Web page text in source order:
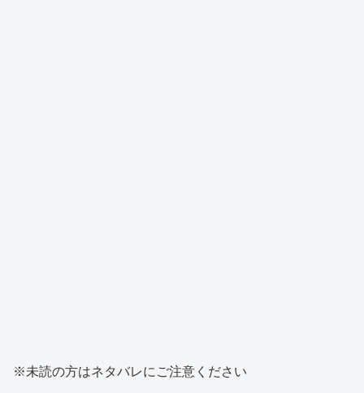
※未読の方はネタバレにご注意ください